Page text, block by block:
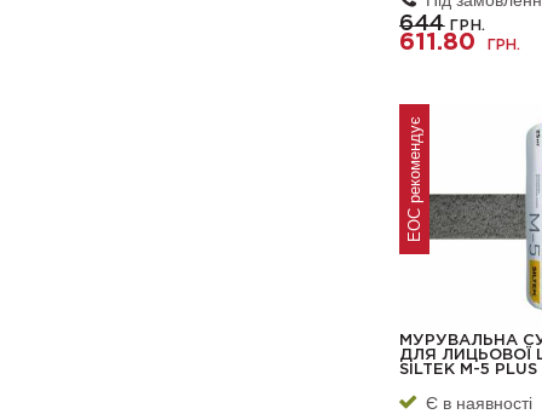
644ГРН.
611.80 ГРН.
ЕОС рекомендує
МУРУВАЛЬНА
ДЛЯ ЛИЦЬОВОЇ
SILTEK М-5 PLUS
Є в наявності